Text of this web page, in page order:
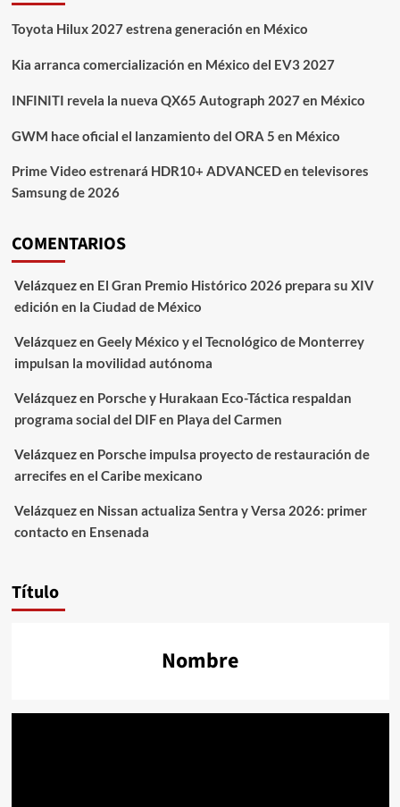
Toyota Hilux 2027 estrena generación en México
Kia arranca comercialización en México del EV3 2027
INFINITI revela la nueva QX65 Autograph 2027 en México
GWM hace oficial el lanzamiento del ORA 5 en México
Prime Video estrenará HDR10+ ADVANCED en televisores
Samsung de 2026
COMENTARIOS
Velázquezen El Gran Premio Histórico 2026 prepara su XIV
edición en la Ciudad de México
Velázquezen Geely México y el Tecnológico de Monterrey
impulsan la movilidad autónoma
Velázquezen Porsche y Hurakaan Eco-Táctica respaldan
programa social del DIF en Playa del Carmen
Velázquezen Porsche impulsa proyecto de restauración de
arrecifes en el Caribe mexicano
Velázquezen Nissan actualiza Sentra y Versa 2026: primer
contacto en Ensenada
Título
Nombre